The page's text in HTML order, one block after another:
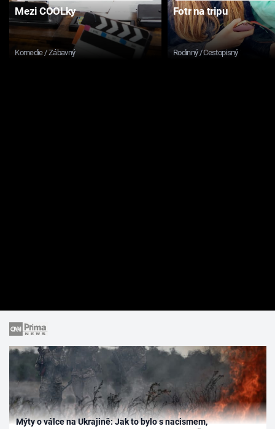
Mezi COOLky
Komedie / Zábavný
Fotr na tripu
Rodinný / Cestopisný
Mýty o válce na Ukrajině: Jak to bylo s nacismem,